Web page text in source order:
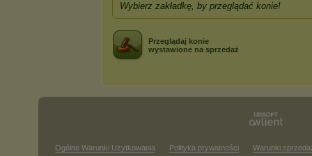
Wybierz zakładkę, by przeglądać konie!
Przeglądaj konie
wystawione na sprzedaż
Ogólne Warunki Użytkowania Polityka prywatności Warunki